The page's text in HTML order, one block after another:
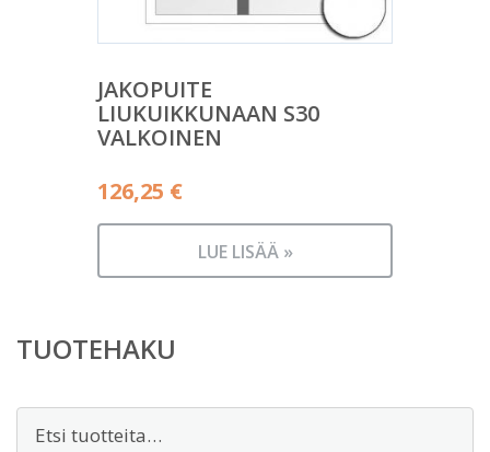
JAKOPUITE
LIUKUIKKUNAAN S30
VALKOINEN
126,25 €
LUE LISÄÄ »
TUOTEHAKU